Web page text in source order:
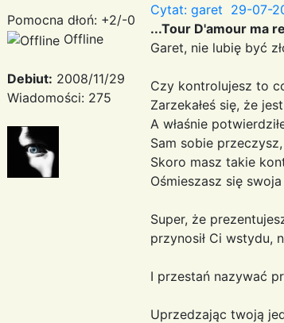
Pomocna dłoń: +2/-0
Offline
Debiut: 2008/11/29
Wiadomości: 275
Cytat: garet 29-07-
...Tour D'amour ma
Garet, nie lubię być
Czy kontrolujesz to
Zarzekałeś się, że
A właśnie
Sam sobie
Skoro masz takie
Ośmieszasz się
Super, że
przynosił Ci wstydu,
I przestań nazywać
Uprzedzając twoją